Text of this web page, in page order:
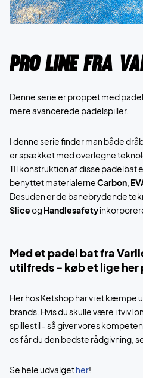
Pro Line fra
Denne serie er proppet med
mere avancerede padelspiller.
I denne serie finder man både
er spækket med overlegne
TIl konstruktion af disse padelbat
benyttet materialerneCarbon
Desuden er de banebrydende
SliceogHandlesafety
Med et padel bat fra
utilfreds - køb et lige her
Her hos Ketshop har vi et kæmpe
brands. Hvis du skulle være i tvivl
spillestil - så giver vores
os får du den bedste rådgivning,
Se hele udvalgether!